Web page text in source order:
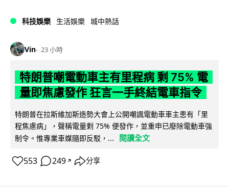
科技娛樂 生活娛樂 城中熱話
Vin 23 小時
特朗普嘲電動車主有里程病 剩 75% 電
量即焦慮發作 狂言一手終結電車指令
特朗普在拉斯維加斯造勢大會上公開嘲諷電動車車主患有「里
程焦慮病」，聲稱電量剩 75% 便發作，並重申已廢除電動車強
制令。惟專業車媒隨即反駁，...
閱讀全文
553 249 ↗ 分享